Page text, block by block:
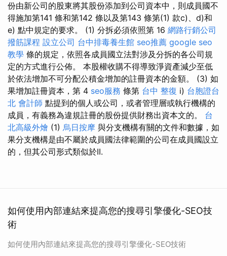
份由新公司的股東將其股份添加到公司資本中，則成員國不
得施加第141 條和第142 條以及第143 條第(1) 款c)、d)和
e) 點中規定的要求。 (1) 分拆必須依照第 16 網路行銷公司
撥筋課程 設立公司 台中排毒養生館 seo推薦 google seo
教學 條的規定，依照各成員國立法對涉及分拆的各公司規
定的方式進行公佈。 本股權收購不得導致淨資產減少至低
於依法增加不可分配公積金增加的註冊資本的金額。 (3) 如
果增加註冊資本，第 4 seo服務 條第 台中 整復 i) 台胞證台
北 會計師 點提到的個人或公司，或者管理層或執行機構的
成員，有義務為違規註冊的股份提供財務出資本文的。 台
北高級外燴 (1) 烏日按摩 與分支機構有關的文件和數據，如
果分支機構是由不屬於成員國法律範圍的公司在成員國設立
的，但其公司形式類似於II.
如何使用內部連結來提高您的搜尋引擎優化-SEO技
術
如何使用內部連結來提高您的搜尋引擎優化-SEO技術